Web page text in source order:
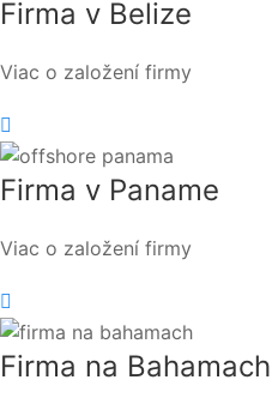
Firma v Belize
Viac o založení firmy
Firma v Paname
Viac o založení firmy
Firma na Bahamach